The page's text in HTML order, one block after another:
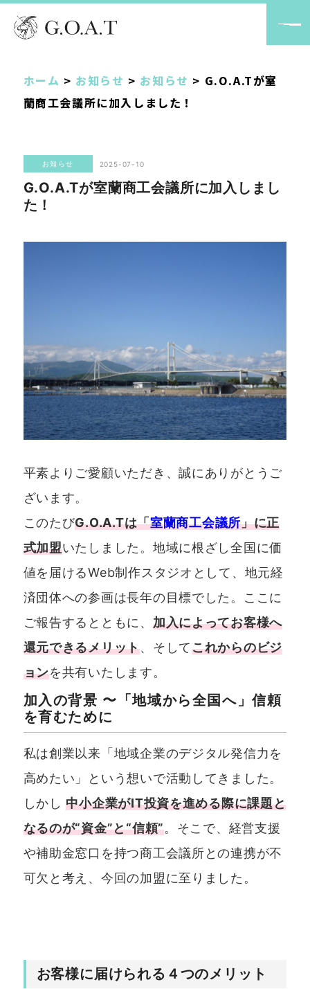
ホーム > お知らせ > お知らせ > G.O.A.Tが室
蘭商工会議所に加入しました！
お知らせ 2025-07-10
G.O.A.Tが室蘭商工会議所に加入しまし
た！
平素よりご愛顧いただき、誠にありがとうご
ざいます。
このたびG.O.A.Tは「室蘭商工会議所」に正
式加盟いたしました。地域に根ざし全国に価
値を届けるWeb制作スタジオとして、地元経
済団体への参画は長年の目標でした。ここに
ご報告するとともに、 加入によってお客様へ
還元できるメリット、そしてこれからのビジ
ョンを共有いたします。
加入の背景 〜「地域から全国へ」信頼
を育むために
私は創業以来「地域企業のデジタル発信力を
高めたい」という想いで活動してきました。
しかし中小企業がIT投資を進める際に課題と
なるのが“資金”と“信頼”。そこで、経営支援
や補助金窓口を持つ商工会議所との連携が不
可欠と考え、今回の加盟に至りました。
お客様に届けられる４つのメリット